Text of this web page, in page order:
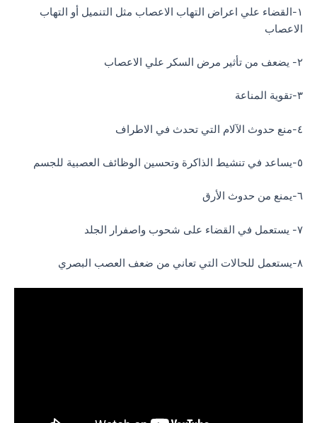
١-القضاء علي اعراض التهاب الاعصاب مثل التنميل أو التهاب
الاعصاب
٢- يضعف من تأثير مرض السكر علي الاعصاب
٣-تقوية المناعة
٤-منع حدوث الآلام التي تحدث في الاطراف
٥-يساعد في تنشيط الذاكرة وتحسين الوظائف العصبية للجسم
٦-يمنع من حدوث الأرق
٧- يستعمل في القضاء على شحوب واصفرار الجلد
٨-يستعمل للحالات التي تعاني من ضعف العصب البصري